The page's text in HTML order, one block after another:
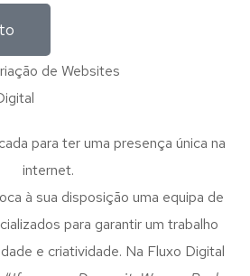
para ter uma presença única na
internet.
à sua disposição uma equipa de
para garantir um trabalho
e criatividade. Na Fluxo Digital